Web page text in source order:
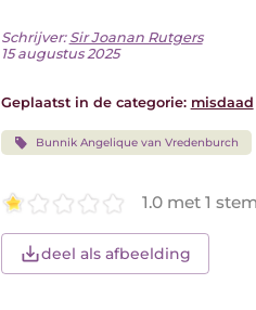
Schrijver: Sir Joanan Rutgers
15 augustus 2025
Geplaatst in de categorie: misdaad
Bunnik Angelique van Vredenburch
1.0 met 1
deel als afbeelding